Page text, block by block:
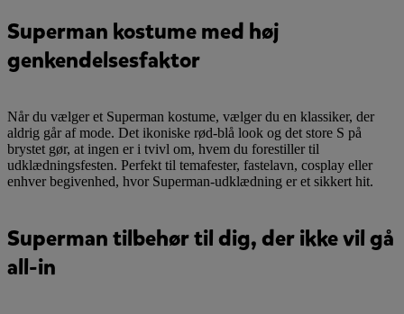
Superman kostume med høj
genkendelsesfaktor
Når du vælger et Superman kostume, vælger du en klassiker, der
aldrig går af mode. Det ikoniske rød-blå look og det store S på
brystet gør, at ingen er i tvivl om, hvem du forestiller til
udklædningsfesten. Perfekt til temafester, fastelavn, cosplay eller
enhver begivenhed, hvor Superman-udklædning er et sikkert hit.
Superman tilbehør til dig, der ikke vil gå
all-in